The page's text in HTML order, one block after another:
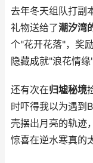
去年冬天组队打副
礼物送给了潮汐湾
个"花开花落"，奖
隐藏成就"浪花情
还有次在归墟秘境
时吓得我以为遇到
壳摆出月亮的轨迹
惊喜在逆水寒真的